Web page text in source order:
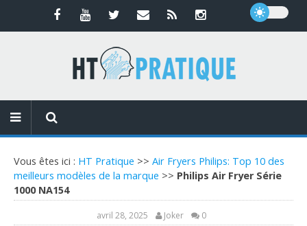
Vous êtes ici : HT Pratique >> Air Fryers Philips: Top 10 des
meilleurs modèles de la marque >> Philips Air Fryer Série
1000 NA154
avril 28, 2025 Joker 0